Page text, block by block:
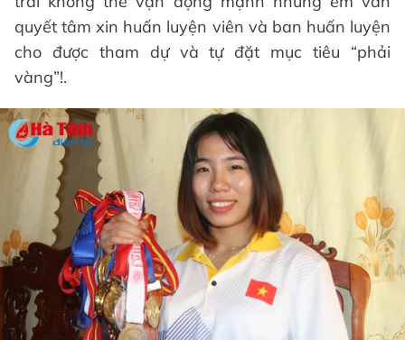
quyết tâm xin huấn luyện viên và ban huấn luyện
cho được tham dự và tự đặt mục tiêu “phải
vàng”!.